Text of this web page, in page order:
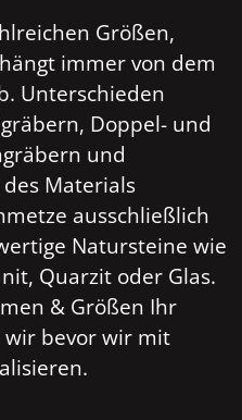
Größen,
immer von dem
Unterschieden
Doppel- und
und
Materials
ausschließlich
Natursteine wie
Quarzit oder Glas.
& Größen Ihr
bevor wir mit